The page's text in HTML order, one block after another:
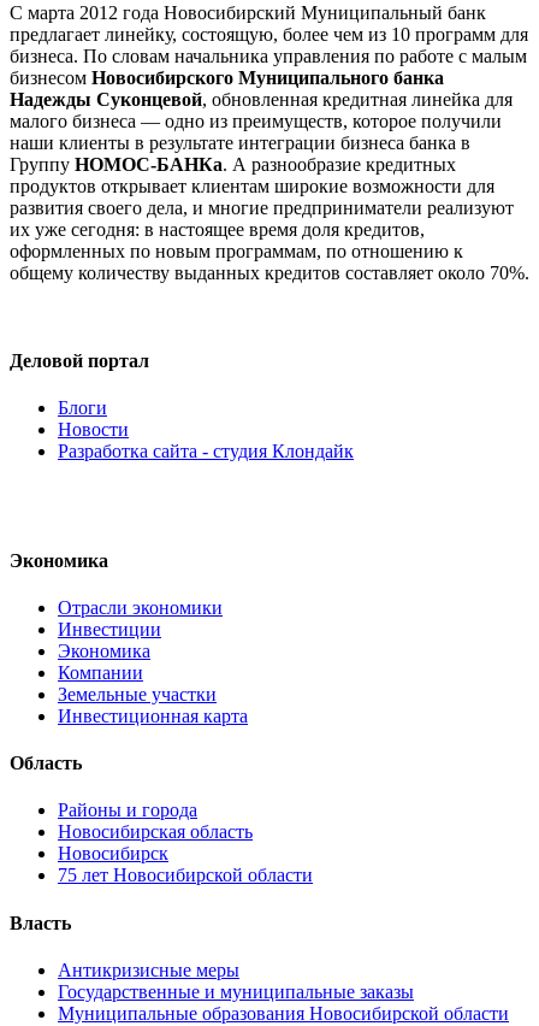
С марта 2012 года Новосибирский Муниципальный банк
предлагает линейку, состоящую, более чем из 10 программ для
бизнеса. По словам начальника управления по работе с малым
бизнесом Новосибирского Муниципального банка
Надежды Суконцевой, обновленная кредитная линейка для
малого бизнеса — одно из преимуществ, которое получили
наши клиенты в результате интеграции бизнеса банка в
Группу НОМОС-БАНКа. А разнообразие кредитных
продуктов открывает клиентам широкие возможности для
развития своего дела, и многие предприниматели реализуют
их уже сегодня: в настоящее время доля кредитов,
оформленных по новым программам, по отношению к
общему количеству выданных кредитов составляет около 70%.
Деловой портал
Блоги
Новости
Разработка сайта - студия Клондайк
Экономика
Отрасли экономики
Инвестиции
Экономика
Компании
Земельные участки
Инвестиционная карта
Область
Районы и города
Новосибирская область
Новосибирск
75 лет Новосибирской области
Власть
Антикризисные меры
Государственные и муниципальные заказы
Муниципальные образования Новосибирской области